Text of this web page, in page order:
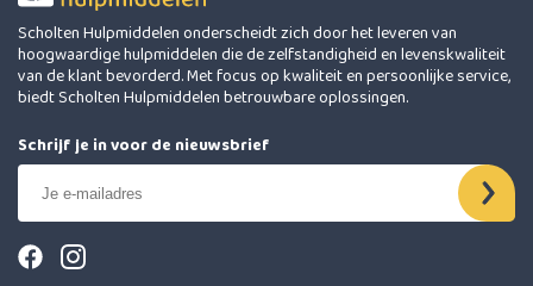
Scholten Hulpmiddelen onderscheidt zich door het leveren van
hoogwaardige hulpmiddelen die de zelfstandigheid en levenskwaliteit
van de klant bevorderd. Met focus op kwaliteit en persoonlijke service,
biedt Scholten Hulpmiddelen betrouwbare oplossingen.
Schrijf je in voor de nieuwsbrief